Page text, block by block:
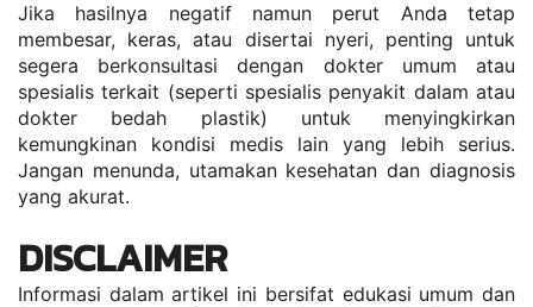
Jika hasilnya negatif namun perut Anda tetap
membesar, keras, atau disertai nyeri, penting untuk
segera berkonsultasi dengan dokter umum atau
spesialis terkait (seperti spesialis penyakit dalam atau
dokter bedah plastik) untuk menyingkirkan
kemungkinan kondisi medis lain yang lebih serius.
Jangan menunda, utamakan kesehatan dan diagnosis
yang akurat.
DISCLAIMER